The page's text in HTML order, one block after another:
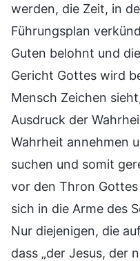
werden, die Zeit, in
Führungsplan
Guten belohnt und
Gericht Gottes wird
Mensch Zeichen
Ausdruck der
Wahrheit annehmen
suchen und somit
vor den Thron
sich in die Arme des
Nur diejenigen, die
dass „der Jesus, der